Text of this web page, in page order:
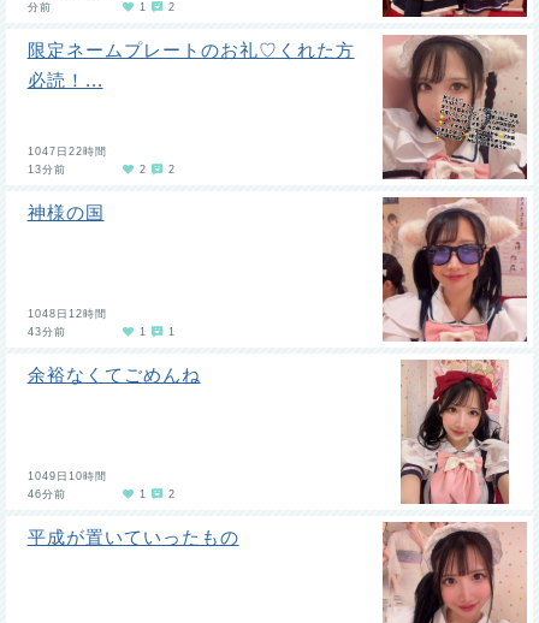
分前
1 2
限定ネームプレートのお礼♡くれた方
必読！...
1047日22時間
13分前
2 2
神様の国
1048日12時間
43分前
1 1
余裕なくてごめんね
1049日10時間
46分前
1 2
平成が置いていったもの